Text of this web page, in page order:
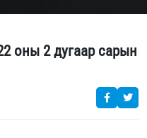
оны 2 дугаар сарын